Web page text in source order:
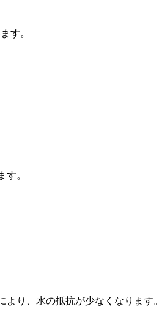
す。
す。
り、水の抵抗が少なくなります。